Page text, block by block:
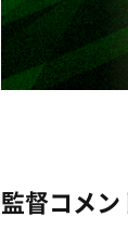
監督コメン